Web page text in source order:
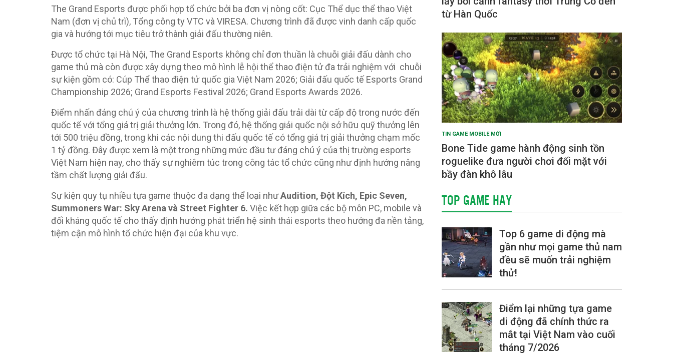
The Grand Esports được phối hợp tổ chức bởi ba đơn vị nòng cốt: Cục Thể dục thể thao Việt
Nam (đơn vị chủ trì), Tổng công ty VTC và VIRESA. Chương trình đã được vinh danh cấp quốc
gia và hướng tới mục tiêu trở thành giải đấu thường niên.
Được tổ chức tại Hà Nội, The Grand Esports không chỉ đơn thuần là chuỗi giải đấu dành cho
game thủ mà còn được xây dựng theo mô hình lễ hội thể thao điện tử đa trải nghiệm với chuỗi
sự kiện gồm có: Cúp Thể thao điện tử quốc gia Việt Nam 2026; Giải đấu quốc tế Esports Grand
Championship 2026; Grand Esports Festival 2026; Grand Esports Awards 2026.
Điểm nhấn đáng chú ý của chương trình là hệ thống giải đấu trải dài từ cấp độ trong nước đến
quốc tế với tổng giá trị giải thưởng lớn. Trong đó, hệ thống giải quốc nội sở hữu quỹ thưởng lên
tới 500 triệu đồng, trong khi các nội dung thi đấu quốc tế có tổng giá trị giải thưởng chạm mốc
1 tỷ đồng. Đây được xem là một trong những mức đầu tư đáng chú ý của thị trường esports
Việt Nam hiện nay, cho thấy sự nghiêm túc trong công tác tổ chức cũng như định hướng nâng
tầm chất lượng giải đấu.
Sự kiện quy tụ nhiều tựa game thuộc đa dạng thể loại nhưAudition, Đột Kích, Epic Seven,
Summoners War: Sky Arena và Street Fighter 6. Việc kết hợp giữa các bộ môn PC, mobile và
đối kháng quốc tế cho thấy định hướng phát triển hệ sinh thái esports theo hướng đa nền tảng,
tiệm cận mô hình tổ chức hiện đại của khu vực.
từ Hàn Quốc
TIN GAME MOBILE MỚI
Bone Tide game hành động sinh tồn
roguelike đưa người chơi đối mặt với
bầy đàn khô lâu
TOP GAME HAY
Top 6 game di động mà
gần như mọi game thủ nam
đều sẽ muốn trải nghiệm
thử!
Điểm lại những tựa game
di động đã chính thức ra
mắt tại Việt Nam vào cuối
tháng 7/2026